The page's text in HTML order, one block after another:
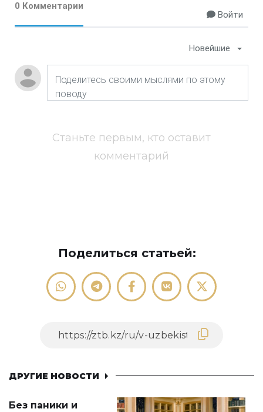
0 Комментарии
Войти
Новейшие
Станьте первым, кто оставит
комментарий
Поделиться статьей:
ДРУГИЕ НОВОСТИ
Без паники и